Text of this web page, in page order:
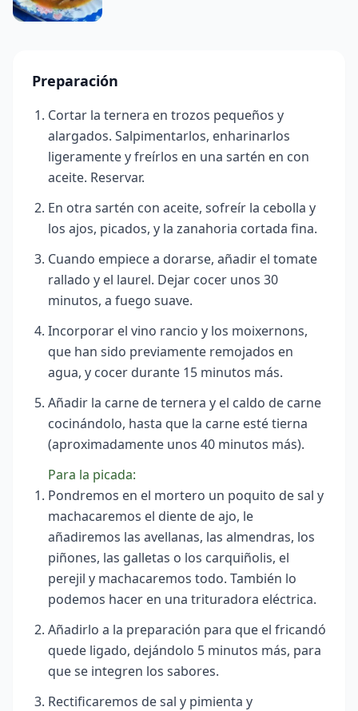
Preparación
Cortar la ternera en trozos pequeños y
alargados. Salpimentarlos, enharinarlos
ligeramente y freírlos en una sartén en con
aceite. Reservar.
En otra sartén con aceite, sofreír la cebolla y
los ajos, picados, y la zanahoria cortada fina.
Cuando empiece a dorarse, añadir el tomate
rallado y el laurel. Dejar cocer unos 30
minutos, a fuego suave.
Incorporar el vino rancio y los moixernons,
que han sido previamente remojados en
agua, y cocer durante 15 minutos más.
Añadir la carne de ternera y el caldo de carne
cocinándolo, hasta que la carne esté tierna
(aproximadamente unos 40 minutos más).
Para la picada:
Pondremos en el mortero un poquito de sal y
machacaremos el diente de ajo, le
añadiremos las avellanas, las almendras, los
piñones, las galletas o los carquiñolis, el
perejil y machacaremos todo. También lo
podemos hacer en una trituradora eléctrica.
Añadirlo a la preparación para que el fricandó
quede ligado, dejándolo 5 minutos más, para
que se integren los sabores.
Rectificaremos de sal y pimienta y